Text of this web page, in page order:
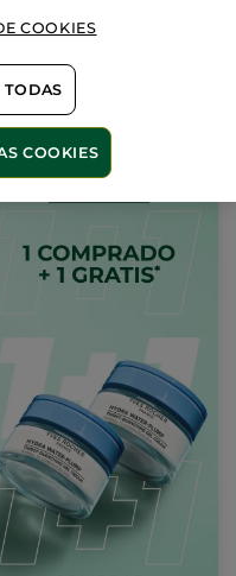
79,80€
AÑADIR A MI
CESTA
COOKIES
TODAS
COOKIES